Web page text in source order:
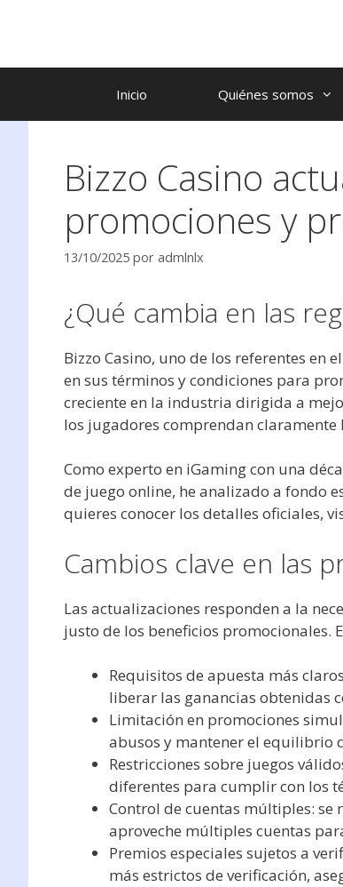
Inicio Quiénes somos
Bizzo Casino
promociones y
13/10/2025 por admlnlx
¿Qué cambia en las
Bizzo Casino, uno de los referentes
en sus términos y condiciones para
creciente en la industria dirigida a
los jugadores comprendan
Como experto en iGaming con una
de juego online, he analizado a fondo
quieres conocer los detalles oficiales,
Cambios clave en las
Las actualizaciones responden a la
justo de los beneficios promocionales.
Requisitos de apuesta más
liberar las ganancias obtenidas
Limitación en promociones
abusos y mantener el equilibrio
Restricciones sobre juegos
diferentes para cumplir con los
Control de cuentas múltiples:
aproveche múltiples cuentas
Premios especiales sujetos a
más estrictos de verificación,